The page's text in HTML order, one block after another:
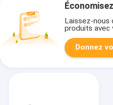
Laissez-nous
produits avec
Donnez